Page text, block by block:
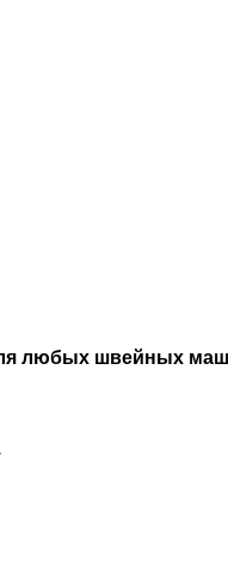
любых швейных